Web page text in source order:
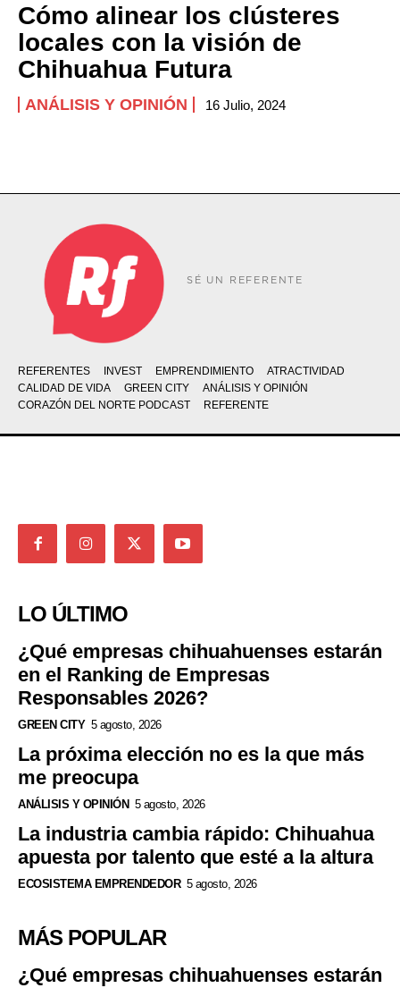
Cómo alinear los clústeres
locales con la visión de
Chihuahua Futura
ANÁLISIS Y OPINIÓN 16 Julio, 2024
SÉ UN REFERENTE
REFERENTES INVEST EMPRENDIMIENTO
ATRACTIVIDAD
CALIDAD DE VIDA
GREEN CITY
ANÁLISIS Y OPINIÓN
CORAZÓN DEL NORTE PODCAST
REFERENTE
LO ÚLTIMO
¿Qué empresas chihuahuenses estarán
en el Ranking de Empresas
Responsables 2026?
GREEN CITY 5 agosto, 2026
La próxima elección no es la que más
me preocupa
ANÁLISIS Y OPINIÓN 5 agosto, 2026
La industria cambia rápido: Chihuahua
apuesta por talento que esté a la altura
ECOSISTEMA EMPRENDEDOR 5 agosto, 2026
MÁS POPULAR
¿Qué empresas chihuahuenses estarán